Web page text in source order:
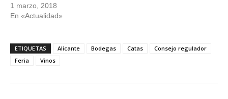
1 marzo, 2018
En «Actualidad»
ETIQUETAS Alicante Bodegas Catas
Consejo regulador
Feria
Vinos